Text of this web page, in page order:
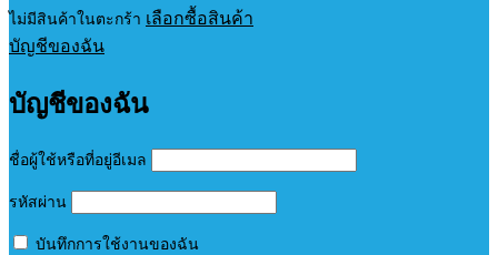
ไม่มีสินค้าในตะกร้า เลือกซื้อสินค้า
บัญชีของฉัน
บัญชีของฉัน
ชื่อผู้ใช้หรือที่อยู่อีเมล
รหัสผ่าน
บันทึกการใช้งานของฉัน